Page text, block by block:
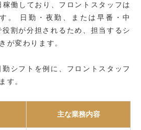
働しており、フロントスタッフは
。 日勤・夜勤、または早番・中
割が分担されるため、担当するシ
が変わります。
シフトを例に、フロントスタッフ
す。
主な業務内容